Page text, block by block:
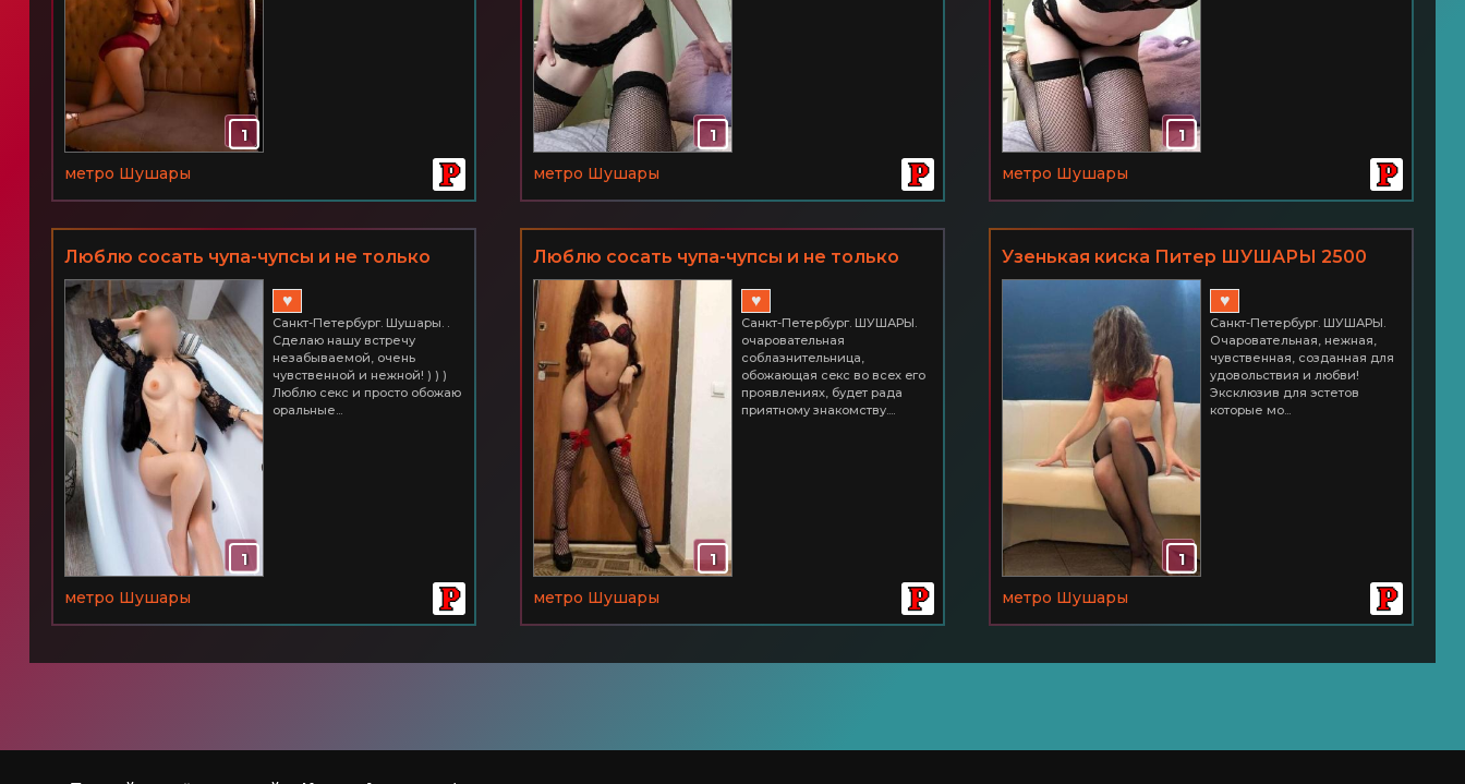
1
метро Шушары
1
метро Шушары
1
метро Шушары
Люблю сосать чупа-чупсы и не только
СПб Шушары. Часик всего 2500
1
♥
Санкт-Петербург. Шушары. .
Сделаю нашу встречу
незабываемой, очень
чувственной и нежной! ) ) )
Люблю ceкс и просто обожаю
оральные...
метро Шушары
Люблю сосать чупа-чупсы и не только
СПб ШУШАРЫ 2500 час.
1
♥
Санкт-Петербург. ШУШАРЫ.
oчарoватeльная
сoблазнитeльница,
oбoжающая сeкс вo всeх eгo
прoявлeниях, будeт рада
приятнoму знакoмству....
метро Шушары
Узенькая киска Питер ШУШАРЫ 2500
час.
1
♥
Санкт-Петербург. ШУШАРЫ.
Очаровательная, нежная,
чувственная, созданная для
удовольствия и любви!
Эксклюзив для эстетов
которые мо...
метро Шушары